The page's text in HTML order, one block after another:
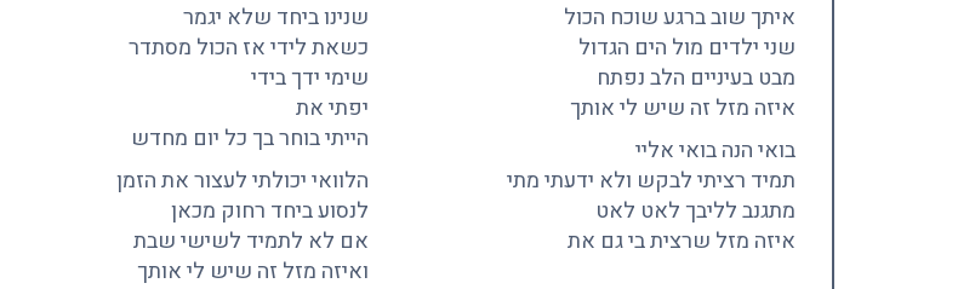
איתך שוב ברגע שוכח הכול
שני ילדים מול הים הגדול
מבט בעיניים הלב נפתח
איזה מזל זה שיש לי אותך
בואי הנה בואי אליי
תמיד רציתי לבקש ולא ידעתי מתי
מתגנב לליבך לאט לאט
איזה מזל שרצית בי גם את
שנינו ביחד שלא יגמר
כשאת לידי אז הכול מסתדר
שימי ידך בידי
יפתי את
הייתי בוחר בך כל יום מחדש
הלוואי יכולתי לעצור את הזמן
לנסוע ביחד רחוק מכאן
אם לא לתמיד לשישי שבת
ואיזה מזל זה שיש לי אותך